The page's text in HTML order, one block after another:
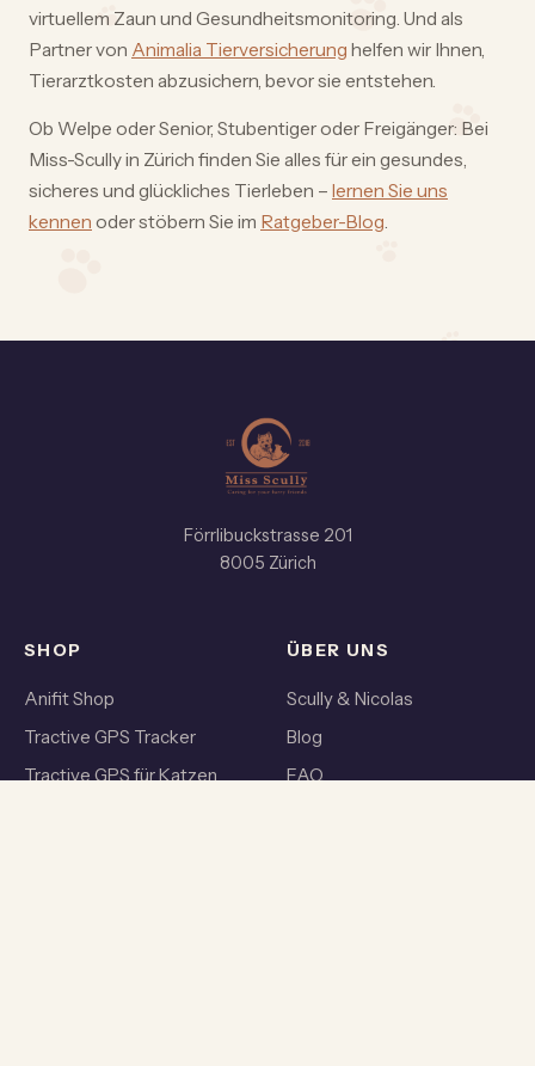
virtuellem Zaun und Gesundheitsmonitoring. Und als
Partner von Animalia Tierversicherung helfen wir Ihnen,
Tierarztkosten abzusichern, bevor sie entstehen.
Ob Welpe oder Senior, Stubentiger oder Freigänger: Bei
Miss-Scully in Zürich finden Sie alles für ein gesundes,
sicheres und glückliches Tierleben – lernen Sie uns
kennen oder stöbern Sie im Ratgeber-Blog
Förrlibuckstrasse 201
8005 Zürich
SHOP
Anifit Shop
Tractive GPS Tracker
Tractive GPS für Katzen
ÜBER UNS
Scully & Nicolas
Blog
FAQ